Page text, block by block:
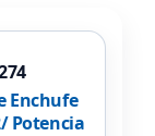
Enchufe
Potencia